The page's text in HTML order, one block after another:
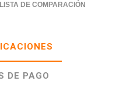
DE COMPARACIÓN
DE PAGO